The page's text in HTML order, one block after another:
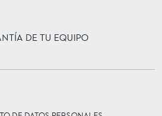
DE TU EQUIPO